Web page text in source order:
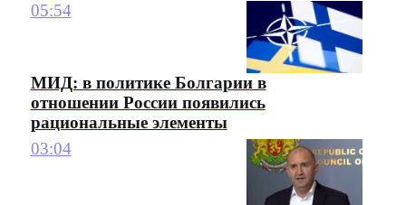
05:54
МИД: в политике Болгарии в
отношении России появились
рациональные элементы
03:04